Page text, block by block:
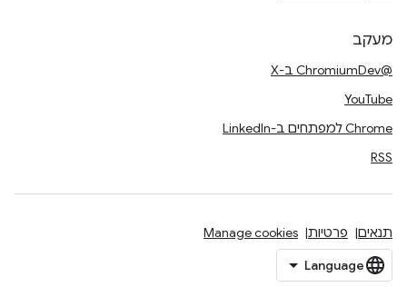
מעקב
@ChromiumDev ב-X
YouTube
Chrome למפתחים ב-LinkedIn
RSS
תנאים פרטיות Manage cookies